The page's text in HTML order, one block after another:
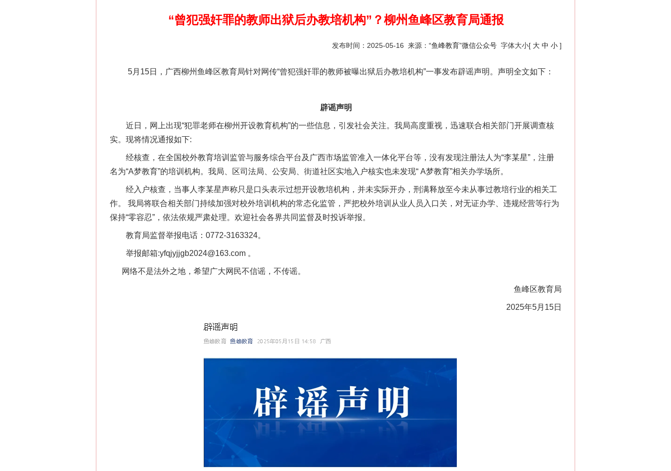
“曾犯强奸罪的教师出狱后办教培机构”？柳州鱼峰区教育局通报
发布时间：2025-05-16 来源： “鱼峰教育”微信公众号 字体大小[ 大 中 小 ]
5月15日，广西柳州鱼峰区教育局针对网传“曾犯强奸罪的教师被曝出狱后办教培机构”一事发布辟谣声明。声明全文如下：
辟谣声明
近日，网上出现“犯罪老师在柳州开设教育机构”的一些信息，引发社会关注。我局高度重视，迅速联合相关部门开展调查核
实。现将情况通报如下:
经核查，在全国校外教育培训监管与服务综合平台及广西市场监管准入一体化平台等，没有发现注册法人为“李某星”，注册
名为“A梦教育”的培训机构。我局、区司法局、公安局、街道社区实地入户核实也未发现“ A梦教育”相关办学场所。
经入户核查，当事人李某星声称只是口头表示过想开设教培机构，并未实际开办，刑满释放至今未从事过教培行业的相关工
作。 我局将联合相关部门持续加强对校外培训机构的常态化监管，严把校外培训从业人员入口关，对无证办学、违规经营等行为
保持“零容忍”，依法依规严肃处理。欢迎社会各界共同监督及时投诉举报。
教育局监督举报电话：0772-3163324。
举报邮箱:yfqjyjjgb2024@163.com 。
网络不是法外之地，希望广大网民不信谣，不传谣。
鱼峰区教育局
2025年5月15日